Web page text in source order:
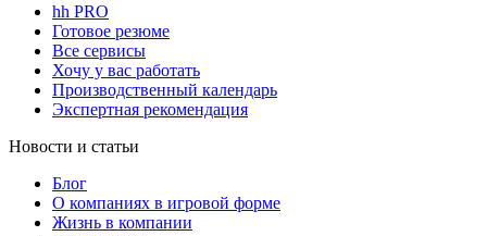
hh PRO
Готовое резюме
Все сервисы
Хочу у вас работать
Производственный календарь
Экспертная рекомендация
Новости и статьи
Блог
О компаниях в игровой форме
Жизнь в компании